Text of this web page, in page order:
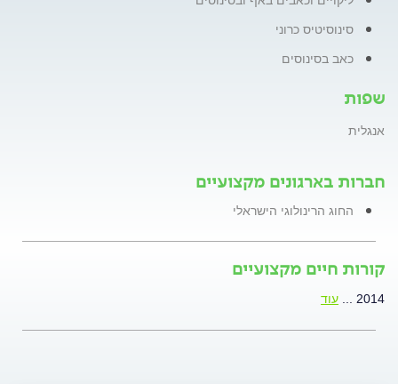
סינוסיטיס כרוני
כאב בסינוסים
שפות
אנגלית
חברות בארגונים מקצועיים
החוג הרינולוגי הישראלי
קורות חיים מקצועיים
2014 עוד